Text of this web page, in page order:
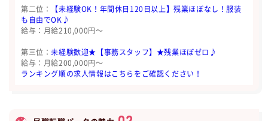
第二位：
【未経験OK！年間休日120日以上】残業ほぼなし！服装
も自由でOK♪
給与：月給210,000円〜
第三位：未経験歓迎★【事務スタッフ】★残業ほぼゼロ♪
給与：月給200,000円〜
ランキング順の求人情報はこちらをご確認ください！